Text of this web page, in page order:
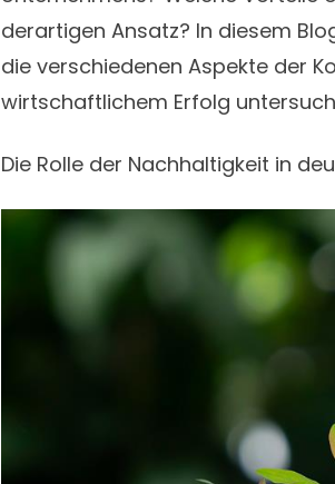
derartigen Ansatz? In diesem
die verschiedenen Aspekte der
wirtschaftlichem Erfolg
Die Rolle der Nachhaltigkeit in